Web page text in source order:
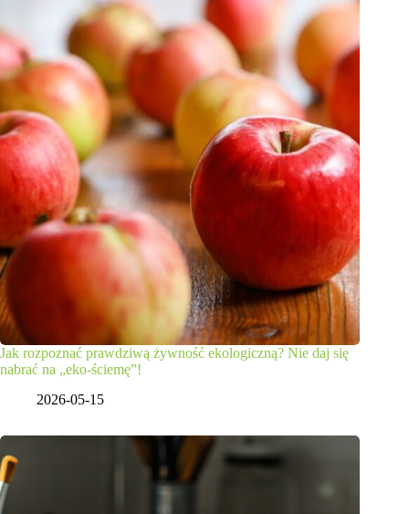
Jak rozpoznać prawdziwą żywność ekologiczną? Nie daj się
nabrać na „eko-ściemę”!
2026-05-15